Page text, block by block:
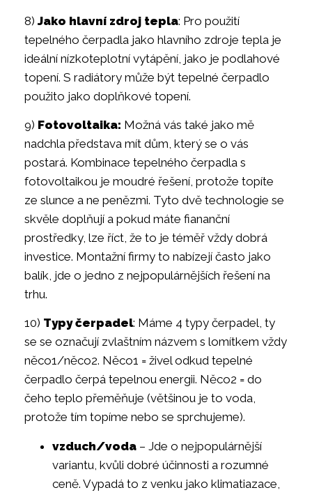
8) Jako hlavní zdroj tepla: Pro použití
tepelného čerpadla jako hlavního zdroje tepla je
ideální nízkoteplotní vytápění, jako je podlahové
topení. S radiátory může být tepelné čerpadlo
použito jako doplňkové topení.
9) Fotovoltaika: Možná vás také jako mě
nadchla představa mít dům, který se o vás
postará. Kombinace tepelného čerpadla s
fotovoltaikou je moudré řešení, protože topíte
ze slunce a ne penězmi. Tyto dvě technologie se
skvěle doplňují a pokud máte fiananční
prostředky, lze říct, že to je téměř vždy dobrá
investice. Montažní firmy to nabízejí často jako
balík, jde o jedno z nejpopulárnějších řešení na
trhu.
10) Typy čerpadel: Máme 4 typy čerpadel, ty
se se označují zvlaštním názvem s lomítkem vždy
něco1/něco2. Něco1 = živel odkud tepelné
čerpadlo čerpá tepelnou energii. Něco2 = do
čeho teplo přeměňuje (většinou je to voda,
protože tím topíme nebo se sprchujeme).
vzduch/voda – Jde o nejpopulárnější
variantu, kvůli dobré účinnosti a rozumné
ceně. Vypadá to z venku jako klimatiazace,